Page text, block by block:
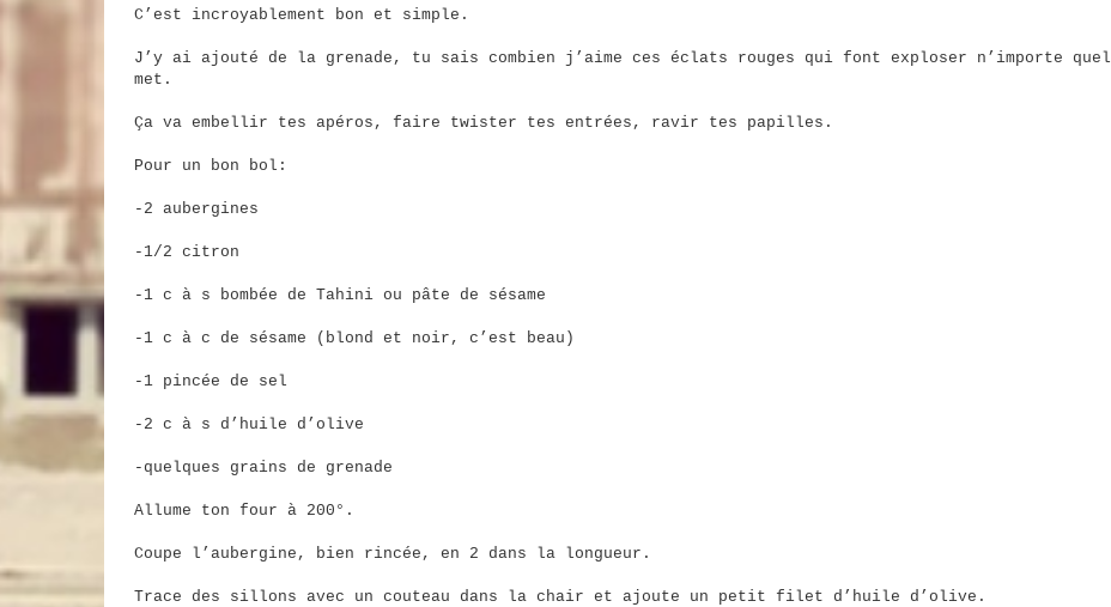
C’est incroyablement bon et simple.
J’y ai ajouté de la grenade, tu sais combien j’aime ces éclats rouges qui font exploser n’importe quel
met.
Ça va embellir tes apéros, faire twister tes entrées, ravir tes papilles.
Pour un bon bol:
-2 aubergines
-1/2 citron
-1 c à s bombée de Tahini ou pâte de sésame
-1 c à c de sésame (blond et noir, c’est beau)
-1 pincée de sel
-2 c à s d’huile d’olive
-quelques grains de grenade
Allume ton four à 200°.
Coupe l’aubergine, bien rincée, en 2 dans la longueur.
Trace des sillons avec un couteau dans la chair et ajoute un petit filet d’huile d’olive.